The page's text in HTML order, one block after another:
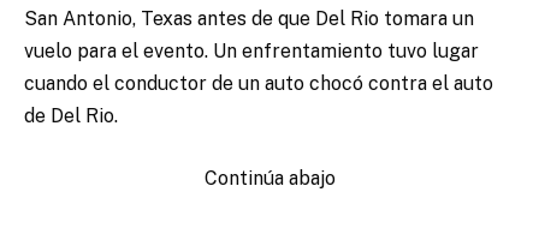
San Antonio, Texas antes de que Del Rio tomara un
vuelo para el evento. Un enfrentamiento tuvo lugar
cuando el conductor de un auto chocó contra el auto
de Del Rio.
Continúa abajo